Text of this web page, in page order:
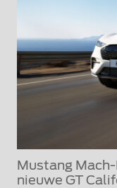
Mustang
nieuwe GT